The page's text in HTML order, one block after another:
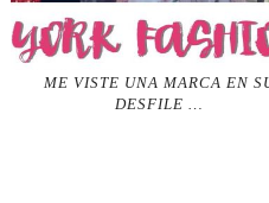
ME VISTE UNA MARCA EN
DESFILE …